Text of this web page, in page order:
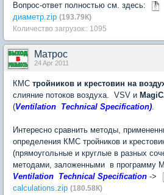
Вопрос-ответ полностью см. здесь:
диаметр.zip (193.79К)
Количество загрузок:: 1095
Матрос
24 Apr 2011
КМС тройников и крестовин на
слияние потоков воздуха. VSV и
(Ventilation Technical Specification).
Интересно сравнить методы,
определения КМС тройников и
(прямоугольные и круглые в разных
методами, заложенными в программу
Ventilation Technical Specification ->
calculations.zip (180.58К)